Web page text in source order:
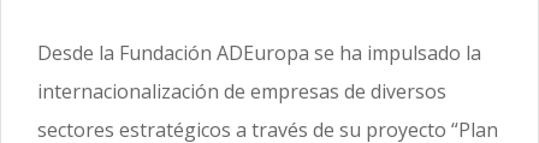
Desde la Fundación ADEuropa se ha impulsado la
internacionalización de empresas de diversos
sectores estratégicos a través de su proyecto “Plan